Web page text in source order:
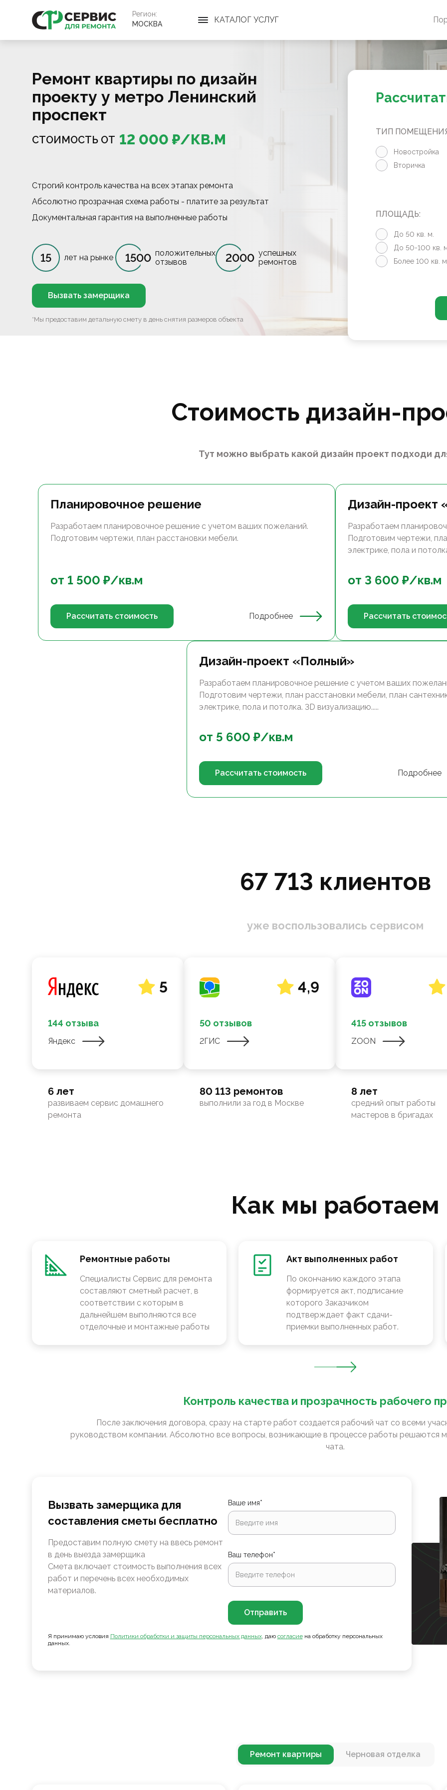
Регион:
МОСКВА
КАТАЛОГ УСЛУГ
Ремонт квартиры по дизайн
проекту у метро Ленинский
проспект
СТОИМОСТЬ ОТ 12 000 ₽/КВ.М
Строгий контроль качества на всех этапах ремонта
Абсолютно прозрачная схема работы - платите за результат
Документальная гарантия на выполненные работы
15 лет на рынке 1500 положительных
отзывов
2000 успешных
ремонтов
Вызвать замерщика
*Мы предоставим детальную смету в день снятия размеров объекта
ТИП
Новостройка
Вторичка
ПЛОЩАДЬ:
До 50 кв. м.
До 50-100 кв.
Более 100 кв. м.
Стоимость дизайн-
Тут можно выбрать какой дизайн проект подходи
Планировочное решение
Разработаем планировочное решение с учетом ваших пожеланий.
Подготовим чертежи, план расстановки мебели.
от 1 500 ₽/кв.м
Рассчитать стоимость Подробнее
Дизайн-проект
Разработаем
Подготовим чертежи,
электрике, пола и
от 3 600 ₽/кв.м
Рассчитать
Дизайн-проект «Полный»
Разработаем планировочное решение с учетом ваших
Подготовим чертежи, план расстановки мебели, план
электрике, пола и потолка. 3D визуализацию.....
от 5 600 ₽/кв.м
Рассчитать стоимость Подробнее
67 713 клиентов
уже воспользовались сервисом
5
144 отзыва
Яндекс
6 лет
развиваем сервис домашнего
ремонта
4,9
50 отзывов
2ГИС
80 113 ремонтов
выполнили за год в Москве
415 отзывов
ZOON
8 лет
средний опыт работы
мастеров в бригадах
Как мы работаем
Ремонтные работы
Специалисты Сервис для ремонта
составляют сметный расчет, в
соответствии с которым в
дальнейшем выполняются все
отделочные и монтажные работы
Акт выполненных работ
По окончанию каждого этапа
формируется акт, подписание
которого Заказчиком
подтверждает факт сдачи-
приемки выполненных работ.
Контроль качества и прозрачность рабочего
После заключения договора, сразу на старте работ создается рабочий чат со всеми
руководством компании. Абсолютно все вопросы, возникающие в процессе работы решаются
чата.
Вызвать замерщика для
составления сметы бесплатно
Предоставим полную смету на ввесь ремонт
в день выезда замерщика
Смета включает стоимость выполнения всех
работ и перечень всех необходимых
материалов.
Ваше имя*
Ваш телефон*
Отправить
Я принимаю условия Политики обработки и защиты персональных данных, даю согласие на обработку персональных
данных.
Ремонт квартиры Черновая отделка